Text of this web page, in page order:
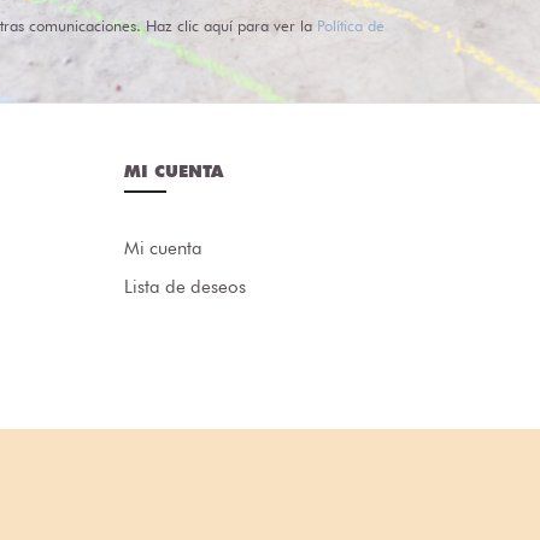
comunicaciones. Haz clic aquí para ver la Política de
MI CUENTA
Mi cuenta
Lista de deseos